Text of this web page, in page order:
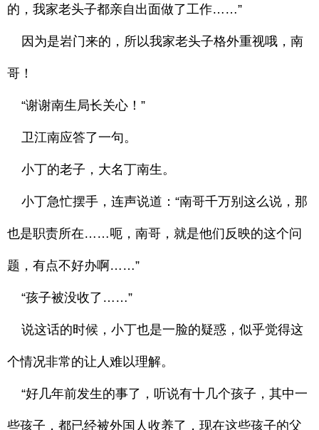
的，我家老头子都亲自出面做了工作……”
因为是岩门来的，所以我家老头子格外重视哦，南
哥！
“谢谢南生局长关心！”
卫江南应答了一句。
小丁的老子，大名丁南生。
小丁急忙摆手，连声说道：“南哥千万别这么说，那
也是职责所在……呃，南哥，就是他们反映的这个问
题，有点不好办啊……”
“孩子被没收了……”
说这话的时候，小丁也是一脸的疑惑，似乎觉得这
个情况非常的让人难以理解。
“好几年前发生的事了，听说有十几个孩子，其中一
些孩子，都已经被外国人收养了，现在这些孩子的父